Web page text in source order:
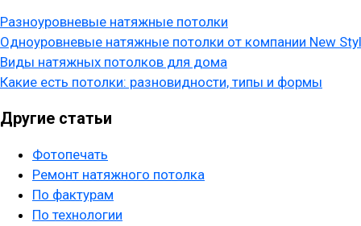
Разноуровневые натяжные потолки
Одноуровневые натяжные потолки от компании New
Виды натяжных потолков для дома
Какие есть потолки: разновидности, типы и формы
Другие статьи
Фотопечать
Ремонт натяжного потолка
По фактурам
По технологии